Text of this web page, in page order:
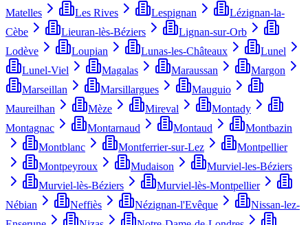
Matelles
Les Rives Lespignan
Lézignan-la-
Cèbe
Lieuran-lès-Béziers
Lignan-sur-Orb
Lodève
Loupian Lunas-les-Châteaux
Lunel
Lunel-Viel
Magalas Maraussan
Margon
Marseillan
Marsillargues
Mauguio
Maureilhan
Mèze Mireval
Montady
Montagnac
Montarnaud Montaud
Montbazin
Montblanc
Montferrier-sur-Lez
Montpellier
Montpeyroux
Mudaison
Murviel-les-Béziers
Murviel-lès-Béziers
Murviel-lès-Montpellier
Nébian
Neffiès Nézignan-l'Evêque
Nissan-lez-